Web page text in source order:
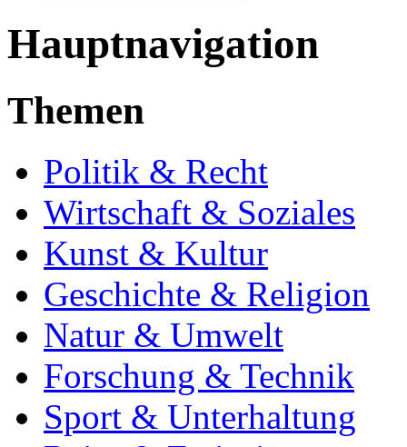
Hauptnavigation
Themen
Politik & Recht
Wirtschaft & Soziales
Kunst & Kultur
Geschichte & Religion
Natur & Umwelt
Forschung & Technik
Sport & Unterhaltung